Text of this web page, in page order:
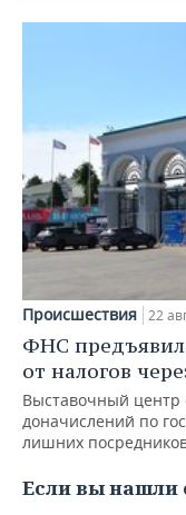
Происшествия 22
ФНС
от налогов
Выставочный центр
доначислений по
лишних
Если вы нашли